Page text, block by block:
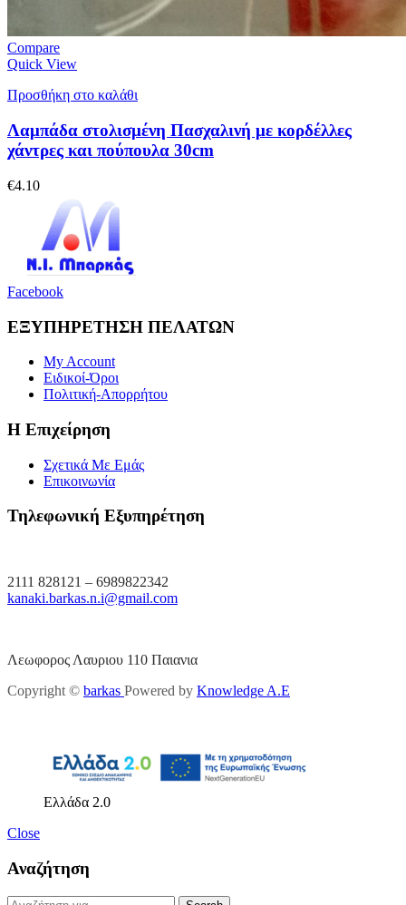
Compare
Quick View
Προσθήκη στο καλάθι
Λαμπάδα στολισμένη Πασχαλινή με κορδέλλες
χάντρες και πούπουλα 30cm
€4.10
Facebook
ΕΞΥΠΗΡΕΤΗΣΗ ΠΕΛΑΤΩΝ
My Account
Ειδικοί-Όροι
Πολιτική-Απορρήτου
Η Επιχείρηση
Σχετικά Με Εμάς
Επικοινωνία
Τηλεφωνική Εξυπηρέτηση
2111 828121 – 6989822342
kanaki.barkas.n.i@gmail.com
Λεωφορος Λαυριου 110 Παιανια
Copyright © barkas Powered by Knowledge A.E
Ελλάδα 2.0
Close
Αναζήτηση